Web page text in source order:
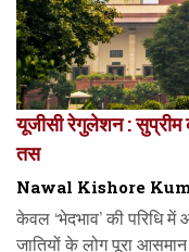
यूजीसी रेगुलेशन :
तस
Nawal Kishore
केवल ‘भेदभाव’ की परिधि
जातियों के लोग पूरा